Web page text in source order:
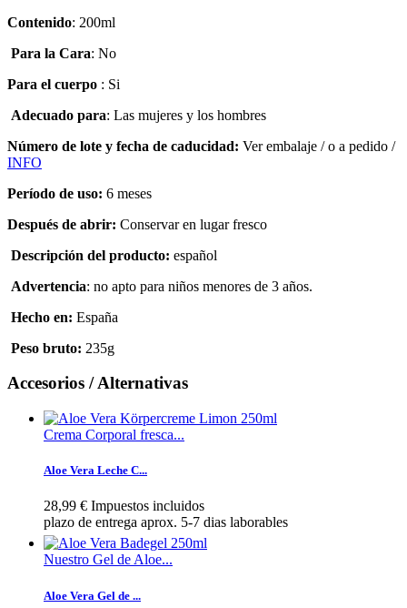
Contenido: 200ml
Para la Cara: No
Para el cuerpo : Si
Adecuado para: Las mujeres y los hombres
Número de lote y fecha de caducidad: Ver embalaje /o a pedido /
INFO
Período de uso: 6 meses
Después de abrir: Conservar en lugar fresco
Descripción del producto: español
Advertencia: no apto para niños menores de 3 años.
Hecho en: España
Peso bruto: 235g
Accesorios / Alternativas
Crema Corporal fresca...
Aloe Vera Leche C...
28,99 € Impuestos incluidos
plazo de entrega aprox. 5-7 dias laborables
Nuestro Gel de Aloe...
Aloe Vera Gel de ...